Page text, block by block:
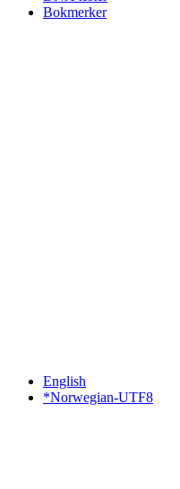
Bokmerker
English
*Norwegian-UTF8